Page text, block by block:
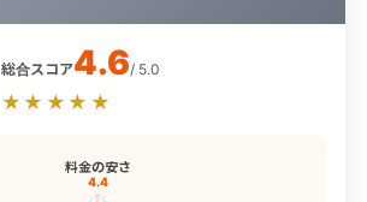
総合スコア4.6/ 5.0
★★★★★
料金の安さ
4.4